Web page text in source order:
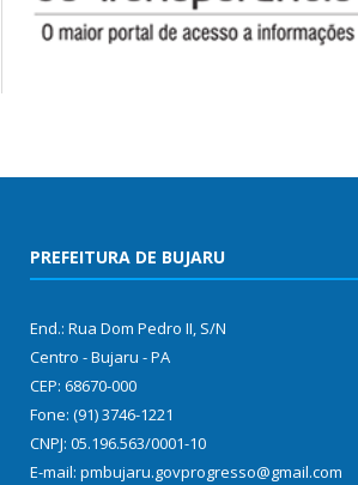
PREFEITURA DE BUJARU
End.: Rua Dom Pedro II, S/N
Centro - Bujaru - PA
CEP: 68670-000
Fone: (91) 3746-1221
CNPJ: 05.196.563/0001-10
E-mail: pmbujaru.govprogresso@gmail.com